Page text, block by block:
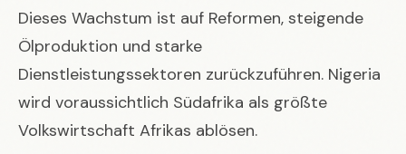
Dieses Wachstum ist auf Reformen, steigende
Ölproduktion und starke
Dienstleistungssektoren zurückzuführen. Nigeria
wird voraussichtlich Südafrika als größte
Volkswirtschaft Afrikas ablösen.